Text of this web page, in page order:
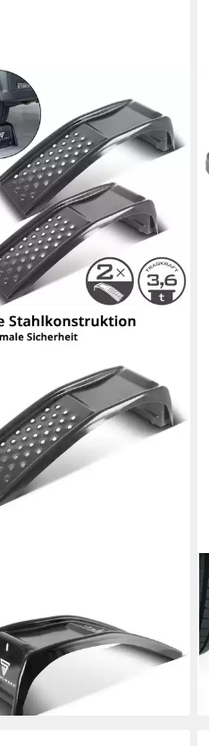
breit Auffahrschienen
UVP72,99 €
- in 3-4 Werktagen bei dir